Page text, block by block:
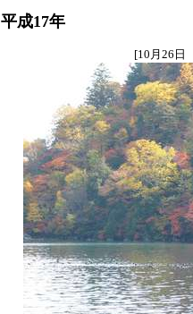
平成17年
[10月26